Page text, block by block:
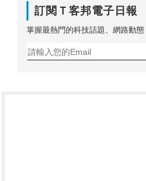
訂閱Ｔ客邦電子日報
掌握最熱門的科技話題、網路動態